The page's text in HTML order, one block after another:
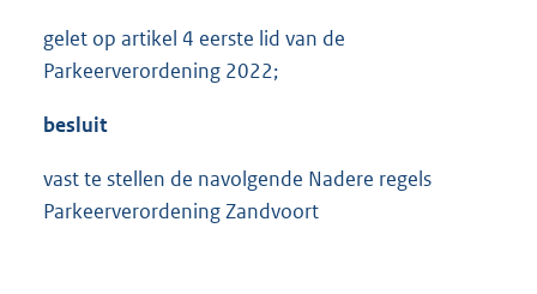
gelet op artikel 4 eerste lid van de
Parkeerverordening 2022;
besluit
vast te stellen de navolgende Nadere regels
Parkeerverordening Zandvoort